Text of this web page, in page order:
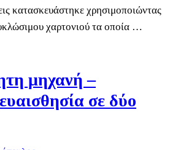
κατασκευάστηκε χρησιμοποιώντας
χαρτονιού τα οποία …
μηχανή –
σε δύο